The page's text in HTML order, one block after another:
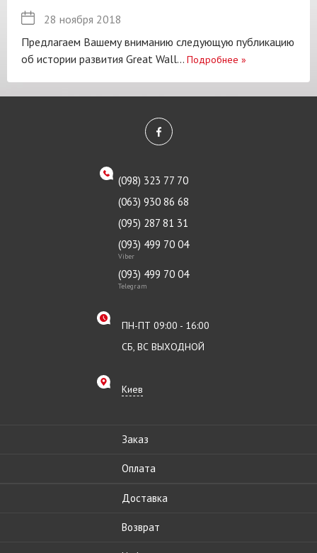
28 ноября 2018
Предлагаем Вашему вниманию следующую публикацию
об истории развития Great Wall... Подробнее »
(098) 323 77 70
(063) 930 86 68
(095) 287 81 31
(093) 499 70 04
Viber
(093) 499 70 04
Telegram
ПН-ПТ 09:00 - 16:00
СБ, ВС ВЫХОДНОЙ
Киев
Заказ
Оплата
Доставка
Возврат